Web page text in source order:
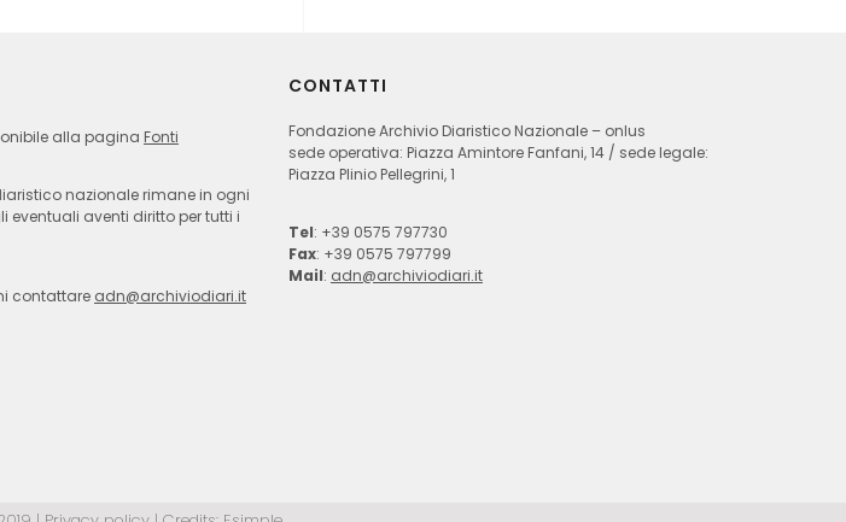
alla pagina Fonti
nazionale rimane in ogni
eventuali aventi diritto per tutti i
contattare adn@archiviodiari.it
CONTATTI
Fondazione Archivio Diaristico Nazionale – onlus
sede operativa: Piazza Amintore Fanfani, 14 / sede legale:
Piazza Plinio Pellegrini, 1
Tel: +39 0575 797730
Fax: +39 0575 797799
Mail: adn@archiviodiari.it